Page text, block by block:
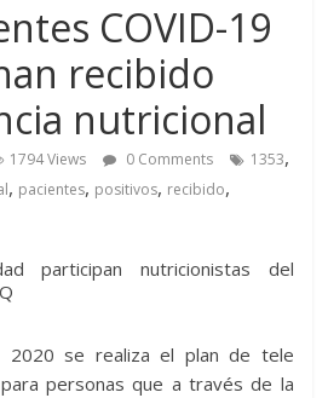
COVID-19
recibido
nutricional
1794 Views 0 Comments 1353,
, pacientes, positivos, recibido,
participan nutricionistas del
2020 se realiza el plan de tele
personas que a través de la